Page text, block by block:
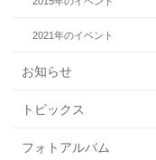
2021年のイベント
お知らせ
トピックス
フォトアルバム